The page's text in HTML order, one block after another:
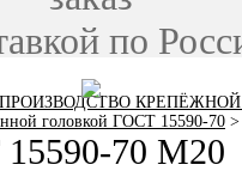
головкой ГОСТ 15590-70 >
70 M20
по